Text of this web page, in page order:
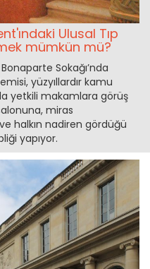
Ulusal Tıp
mümkün mü?
Sokağı’nda
yüzyıllardır kamu
yetkili makamlara görüş
miras
halkın nadiren gördüğü
yapıyor.